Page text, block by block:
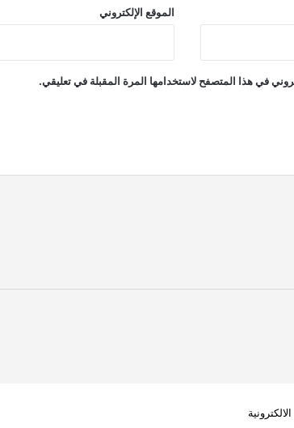
الموقع الإلكتروني
في هذا المتصفح لاستخدامها المرة المقبلة في تعليقي.